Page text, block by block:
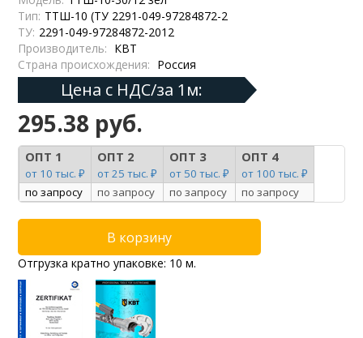
Тип: ТТШ-10 (ТУ 2291-049-97284872-2
ТУ: 2291-049-97284872-2012
Производитель: КВТ
Страна происхождения: Россия
Цена с НДС/за 1м:
295.38 руб.
ОПТ 1
от 10 тыс. ₽
ОПТ 2
от 25 тыс. ₽
ОПТ 3
от 50 тыс. ₽
ОПТ 4
от 100 тыс. ₽
по запросу
по запросу по запросу по запросу
Отгрузка кратно упаковке: 10 м.